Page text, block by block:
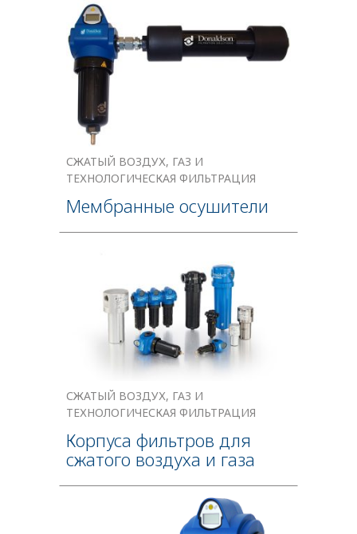
СЖАТЫЙ ВОЗДУХ, ГАЗ И
ТЕХНОЛОГИЧЕСКАЯ ФИЛЬТРАЦИЯ
Мембранные осушители
СЖАТЫЙ ВОЗДУХ, ГАЗ И
ТЕХНОЛОГИЧЕСКАЯ ФИЛЬТРАЦИЯ
Корпуса фильтров для
сжатого воздуха и газа